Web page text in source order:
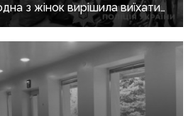
з жінок вирішила виїхати